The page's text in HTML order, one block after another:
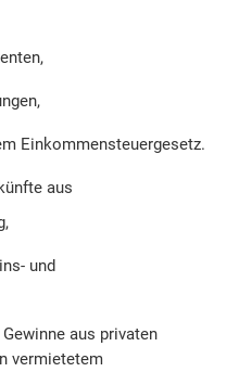
Einkommensteuergesetz.
aus
und
aus privaten
vermietetem